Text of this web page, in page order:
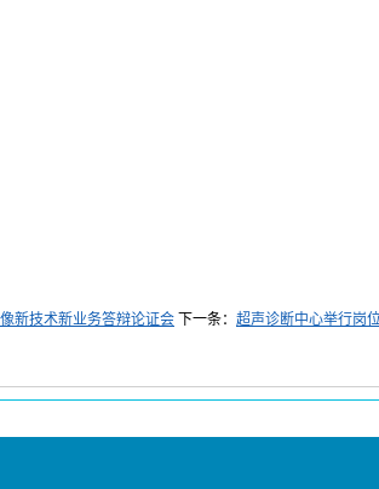
新技术新业务答辩论证会 下一条： 超声诊断中心举行岗